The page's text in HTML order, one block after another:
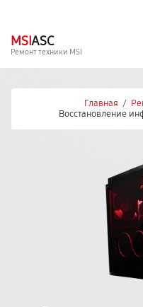
MSIASC
Ремонт техники MSI
Главная /
Восстановление